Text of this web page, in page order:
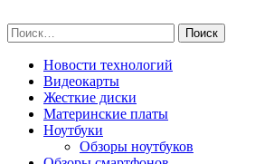
to
content
Найти:
Новости технологий
Видеокарты
Жесткие диски
Материнские платы
Ноутбуки
Обзоры ноутбуков